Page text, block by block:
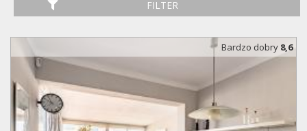
FILTER
Bardzo dobry 8,6